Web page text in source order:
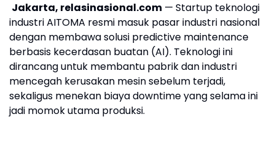
Jakarta, relasinasional.com — Startup teknologi
industri AITOMA resmi masuk pasar industri nasional
dengan membawa solusi predictive maintenance
berbasis kecerdasan buatan (AI). Teknologi ini
dirancang untuk membantu pabrik dan industri
mencegah kerusakan mesin sebelum terjadi,
sekaligus menekan biaya downtime yang selama ini
jadi momok utama produksi.